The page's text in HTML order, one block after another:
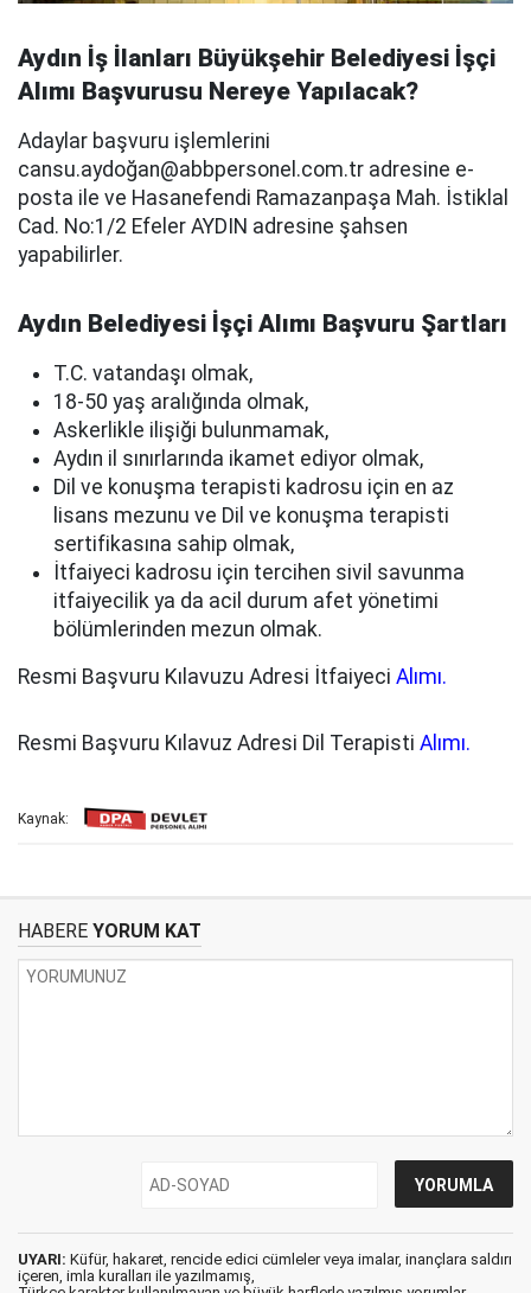
Aydın İş İlanları Büyükşehir Belediyesi İşçi
Alımı Başvurusu Nereye Yapılacak?
Adaylar başvuru işlemlerini
cansu.aydoğan@abbpersonel.com.tr adresine e-
posta ile ve Hasanefendi Ramazanpaşa Mah. İstiklal
Cad. No:1/2 Efeler AYDIN adresine şahsen
yapabilirler.
Aydın Belediyesi İşçi Alımı Başvuru Şartları
T.C. vatandaşı olmak,
18-50 yaş aralığında olmak,
Askerlikle ilişiği bulunmamak,
Aydın il sınırlarında ikamet ediyor olmak,
Dil ve konuşma terapisti kadrosu için en az
lisans mezunu ve Dil ve konuşma terapisti
sertifikasına sahip olmak,
İtfaiyeci kadrosu için tercihen sivil savunma
itfaiyecilik ya da acil durum afet yönetimi
bölümlerinden mezun olmak.
Resmi Başvuru Kılavuzu Adresi İtfaiyeci Alımı.
Resmi Başvuru Kılavuz Adresi Dil Terapisti Alımı.
Kaynak:
HABERE YORUM KAT
UYARI: Küfür, hakaret, rencide edici cümleler veya imalar, inançlara saldırı
içeren, imla kuralları ile yazılmamış,